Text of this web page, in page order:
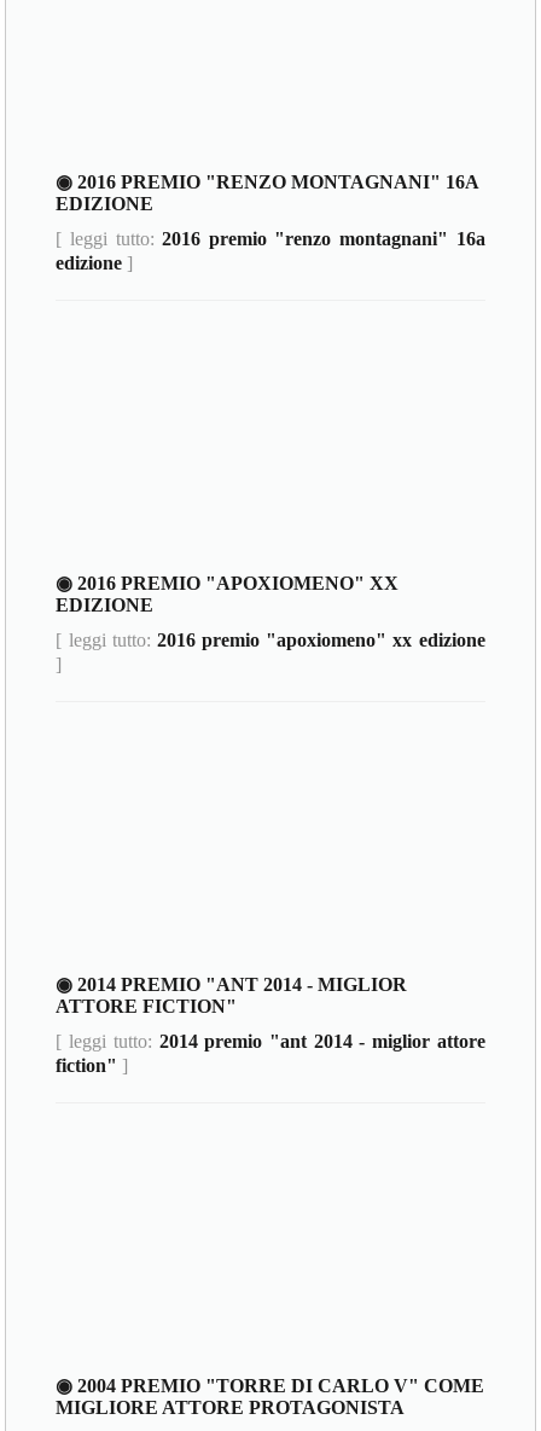
◉ 2016 PREMIO "RENZO MONTAGNANI" 16A
EDIZIONE
[ leggi tutto:2016 premio "renzo montagnani" 16a
edizione ]
◉ 2016 PREMIO "APOXIOMENO" XX
EDIZIONE
[ leggi tutto: 2016 premio "apoxiomeno" xx edizione
]
◉ 2014 PREMIO "ANT 2014 - MIGLIOR
ATTORE FICTION"
[ leggi tutto: 2014 premio "ant 2014 - miglior attore
fiction" ]
◉ 2004 PREMIO "TORRE DI CARLO V" COME
MIGLIORE ATTORE PROTAGONISTA